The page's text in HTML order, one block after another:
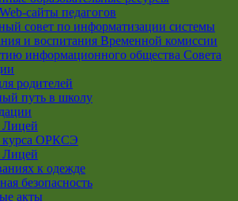
сайты педагогов
совет по информатизации системы
и воспитания Временной комиссии
информационного общества Совета
родителей
путь в школу
курса ОРКСЭ
к одежде
безопасность
акты